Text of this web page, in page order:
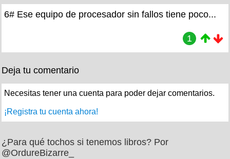
6# Ese equipo de procesador sin fallos tiene poco...
1
Deja tu comentario
Necesitas tener una cuenta para poder dejar comentarios.
¡Registra tu cuenta ahora!
¿Para qué tochos si tenemos libros? Por
@OrdureBizarre_